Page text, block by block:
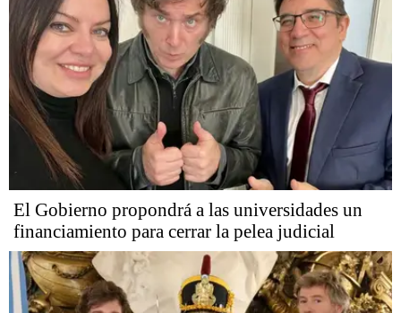
El Gobierno propondrá a las universidades un
financiamiento para cerrar la pelea judicial